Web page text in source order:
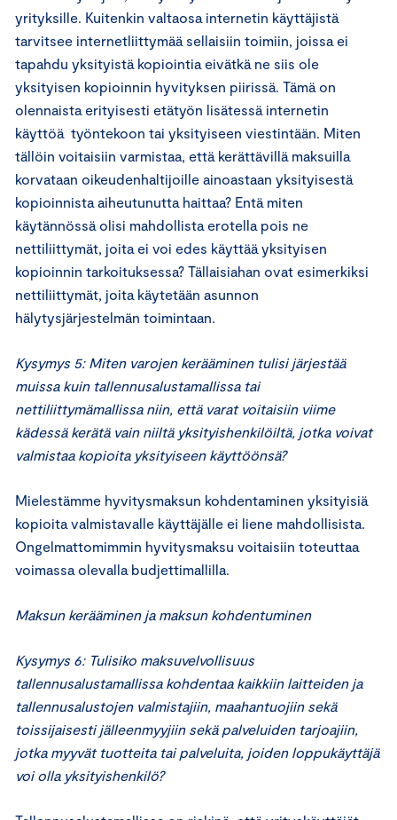
yrityksille. Kuitenkin valtaosa internetin käyttäjistä
tarvitsee internetliittymää sellaisiin toimiin, joissa ei
tapahdu yksityistä kopiointia eivätkä ne siis ole
yksityisen kopioinnin hyvityksen piirissä. Tämä on
olennaista erityisesti etätyön lisätessä internetin
käyttöä työntekoon tai yksityiseen viestintään. Miten
tällöin voitaisiin varmistaa, että kerättävillä maksuilla
korvataan oikeudenhaltijoille ainoastaan yksityisestä
kopioinnista aiheutunutta haittaa? Entä miten
käytännössä olisi mahdollista erotella pois ne
nettiliittymät, joita ei voi edes käyttää yksityisen
kopioinnin tarkoituksessa? Tällaisiahan ovat esimerkiksi
nettiliittymät, joita käytetään asunnon
hälytysjärjestelmän toimintaan.
Kysymys 5: Miten varojen kerääminen tulisi järjestää
muissa kuin tallennusalustamallissa tai
nettiliittymämallissa niin, että varat voitaisiin viime
kädessä kerätä vain niiltä yksityishenkilöiltä, jotka voivat
valmistaa kopioita yksityiseen käyttöönsä?
Mielestämme hyvitysmaksun kohdentaminen yksityisiä
kopioita valmistavalle käyttäjälle ei liene mahdollisista.
Ongelmattomimmin hyvitysmaksu voitaisiin toteuttaa
voimassa olevalla budjettimallilla.
Maksun kerääminen ja maksun kohdentuminen
Kysymys 6: Tulisiko maksuvelvollisuus
tallennusalustamallissa kohdentaa kaikkiin laitteiden ja
tallennusalustojen valmistajiin, maahantuojiin sekä
toissijaisesti jälleenmyyjiin sekä palveluiden tarjoajiin,
jotka myyvät tuotteita tai palveluita, joiden loppukäyttäjä
voi olla yksityishenkilö?